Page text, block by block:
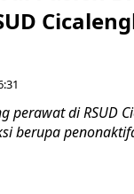
perawat di RSUD
berupa